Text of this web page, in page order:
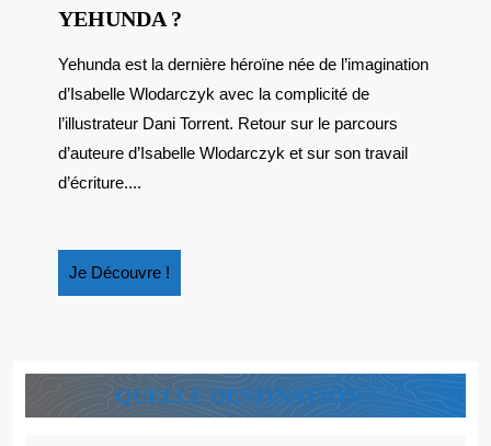
YEHUNDA ?
:
COMMENT
EST
NÉE
Yehunda est la dernière héroïne née de l’imagination
d’Isabelle Wlodarczyk avec la complicité de
l’illustrateur Dani Torrent. Retour sur le parcours
d’auteure d’Isabelle Wlodarczyk et sur son travail
d’écriture....
Je Découvre !
Découvre
QUELLE DESTINATION ?